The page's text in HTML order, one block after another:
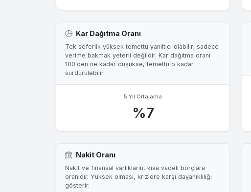
Kar Dağıtma Oranı
Tek seferlik yüksek temettü yanıltıcı olabilir; sadece
verime bakmak yeterli değildir. Kar dağıtma oranı
100'den ne kadar düşükse, temettü o kadar
sürdürülebilir.
5 Yıl Ortalama
%7
Nakit Oranı
Nakit ve finansal varlıkların, kısa vadeli borçlara
oranıdır. Yüksek olması, krizlere karşı dayanıklılığı
gösterir.